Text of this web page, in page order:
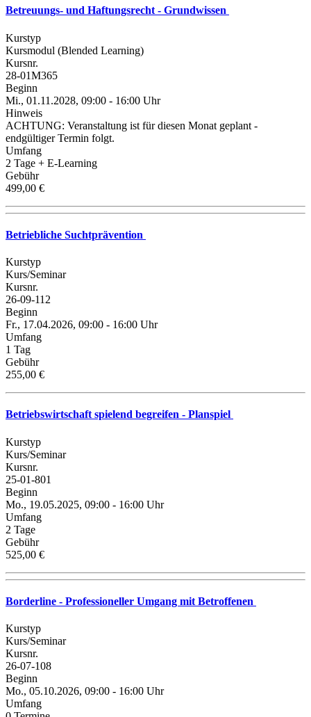
Betreuungs- und Haftungsrecht - Grundwissen
Kurstyp
Kursmodul (Blended Learning)
Kursnr.
28-01M365
Beginn
Mi., 01.11.2028, 09:00 - 16:00 Uhr
Hinweis
ACHTUNG: Veranstaltung ist für diesen Monat geplant -
endgültiger Termin folgt.
Umfang
2 Tage + E-Learning
Gebühr
499,00 €
Betriebliche Suchtprävention
Kurstyp
Kurs/Seminar
Kursnr.
26-09-112
Beginn
Fr., 17.04.2026, 09:00 - 16:00 Uhr
Umfang
1 Tag
Gebühr
255,00 €
Betriebswirtschaft spielend begreifen - Planspiel
Kurstyp
Kurs/Seminar
Kursnr.
25-01-801
Beginn
Mo., 19.05.2025, 09:00 - 16:00 Uhr
Umfang
2 Tage
Gebühr
525,00 €
Borderline - Professioneller Umgang mit Betroffenen
Kurstyp
Kurs/Seminar
Kursnr.
26-07-108
Beginn
Mo., 05.10.2026, 09:00 - 16:00 Uhr
Umfang